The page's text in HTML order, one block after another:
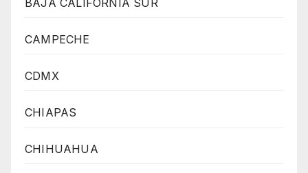
BAJA CALIFORNIA SUR
CAMPECHE
CDMX
CHIAPAS
CHIHUAHUA